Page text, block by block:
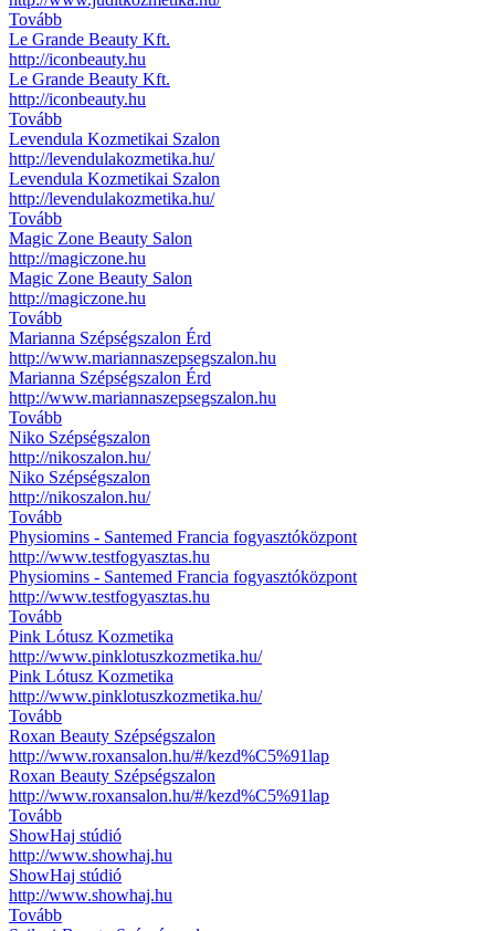
Tovább
Le Grande Beauty Kft.
http://iconbeauty.hu
Le Grande Beauty Kft.
http://iconbeauty.hu
Tovább
Levendula Kozmetikai Szalon
http://levendulakozmetika.hu/
Levendula Kozmetikai Szalon
http://levendulakozmetika.hu/
Tovább
Magic Zone Beauty Salon
http://magiczone.hu
Magic Zone Beauty Salon
http://magiczone.hu
Tovább
Marianna Szépségszalon Érd
http://www.mariannaszepsegszalon.hu
Marianna Szépségszalon Érd
http://www.mariannaszepsegszalon.hu
Tovább
Niko Szépségszalon
http://nikoszalon.hu/
Niko Szépségszalon
http://nikoszalon.hu/
Tovább
Physiomins - Santemed Francia fogyasztóközpont
http://www.testfogyasztas.hu
Physiomins - Santemed Francia fogyasztóközpont
http://www.testfogyasztas.hu
Tovább
Pink Lótusz Kozmetika
http://www.pinklotuszkozmetika.hu/
Pink Lótusz Kozmetika
http://www.pinklotuszkozmetika.hu/
Tovább
Roxan Beauty Szépségszalon
http://www.roxansalon.hu/#/kezd%C5%91lap
Roxan Beauty Szépségszalon
http://www.roxansalon.hu/#/kezd%C5%91lap
Tovább
ShowHaj stúdió
http://www.showhaj.hu
ShowHaj stúdió
http://www.showhaj.hu
Tovább